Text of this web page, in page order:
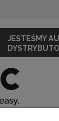
JESTEŚMY